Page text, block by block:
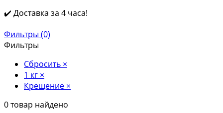
✔️ Доставка за 4 часа!
Фильтры (0)
Фильтры
Сбросить ×
1 кг ×
Крещение ×
0товар найдено